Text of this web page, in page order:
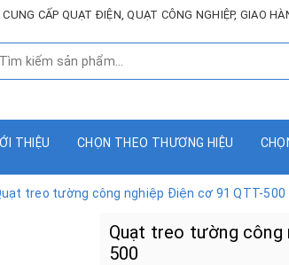
CẤP QUẠT ĐIỆN, QUẠT CÔNG NGHIỆP, GIAO
THIỆU CHỌN THEO THƯƠNG HIỆU
treo tường công nghiệp Điện cơ 91 QTT-500
Quạt treo tường công
500